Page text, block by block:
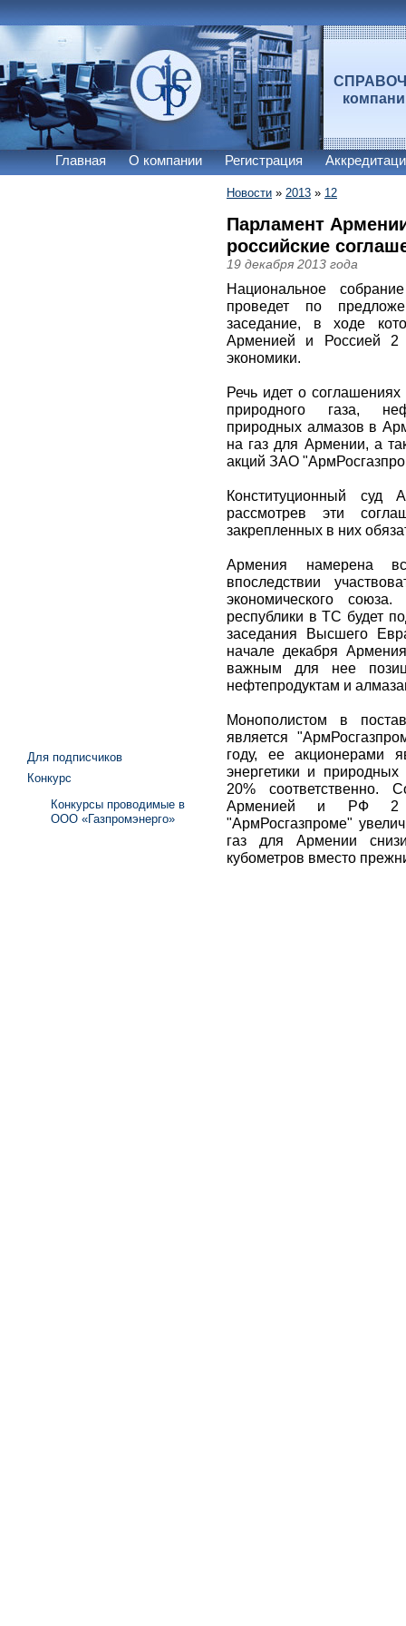
Главная О компании Регистрация
Новости » 2013 » 12
Парламент
российские
19 декабря 2013 года
Национальное
проведет по
заседание, в ходе
Арменией и Россией 2
экономики.
Речь идет о
природного газа,
природных алмазов в
на газ для Армении, а
акций ЗАО
Конституционный суд
рассмотрев эти
закрепленных в них
Армения намерена
впоследствии
экономического
республики в ТС будет
заседания Высшего
начале декабря
важным для нее
нефтепродуктам и
Монополистом в
является
году, ее акционерами
энергетики и
20% соответственно.
Арменией и РФ 2
"АрмРосгазпроме"
газ для Армении
кубометров вместо
Для подписчиков
Конкурс
Конкурсы проводимые в
ООО «Газпромэнерго»